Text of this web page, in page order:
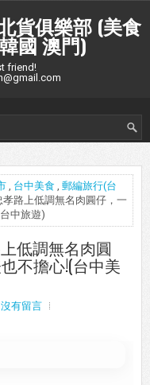
貨俱樂部 (美食
國 澳門)
friend!
, 台中美食 , 郵編旅行(台
孝路上低調無名肉圓仔，一
中旅遊)
低調無名肉圓
不擔心!(台中美
沒有留言